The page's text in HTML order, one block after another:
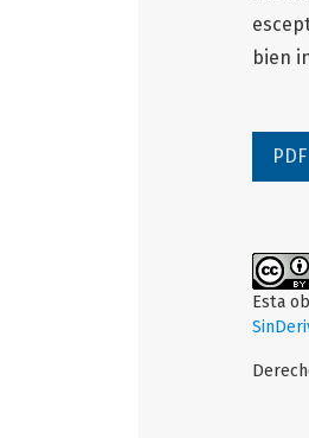
bien
PDF
Esta